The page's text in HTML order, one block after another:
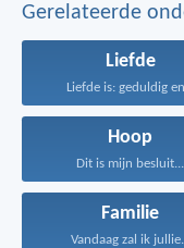
Gerelateerde
Liefde
Liefde is: geduldig
Hoop
Dit is mijn besluit...
Familie
Vandaag zal ik